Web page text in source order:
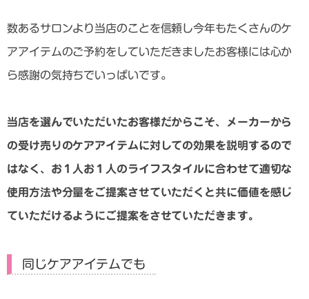
数あるサロンより当店のことを信頼し今年もたくさんのケ
アアイテムのご予約をしていただきましたお客様には心か
ら感謝の気持ちでいっぱいです。
当店を選んでいただいたお客様だからこそ、メーカーから
の受け売りのケアアイテムに対しての効果を説明するので
はなく、お１人お１人のライフスタイルに合わせて適切な
使用方法や分量をご提案させていただくと共に価値を感じ
ていただけるようにご提案をさせていただきます。
同じケアアイテムでも